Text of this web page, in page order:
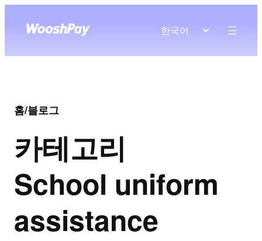
한국어
홈/블로그
카테고리
School uniform
assistance